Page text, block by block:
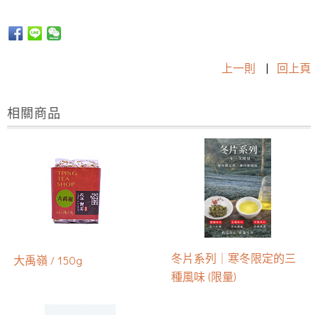
上一則 | 回上頁
相關商品
大禹嶺 / 150g
冬片系列｜寒冬限定的三
種風味 (限量)